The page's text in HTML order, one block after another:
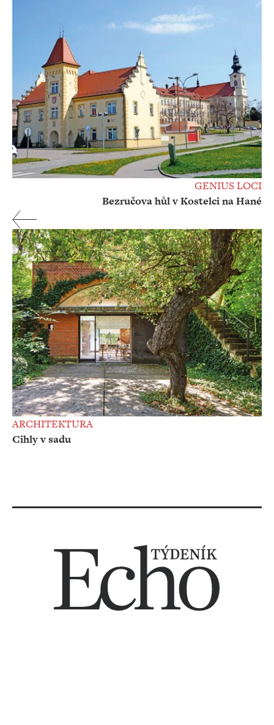
GENIUS LOCI
Bezručova hůl v Kostelci na Hané
ARCHITEKTURA
Cihly v sadu